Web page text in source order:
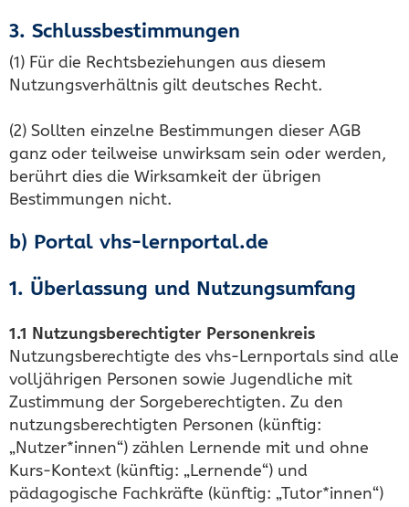
3. Schlussbestimmungen
(1) Für die Rechtsbeziehungen aus diesem
Nutzungsverhältnis gilt deutsches Recht.
(2) Sollten einzelne Bestimmungen dieser AGB
ganz oder teilweise unwirksam sein oder werden,
berührt dies die Wirksamkeit der übrigen
Bestimmungen nicht.
b) Portal vhs-lernportal.de
1. Überlassung und Nutzungsumfang
1.1 Nutzungsberechtigter Personenkreis
Nutzungsberechtigte des vhs-Lernportals sind alle
volljährigen Personen sowie Jugendliche mit
Zustimmung der Sorgeberechtigten. Zu den
nutzungsberechtigten Personen (künftig:
„Nutzer*innen“) zählen Lernende mit und ohne
Kurs-Kontext (künftig: „Lernende“) und
pädagogische Fachkräfte (künftig: „Tutor*innen“)